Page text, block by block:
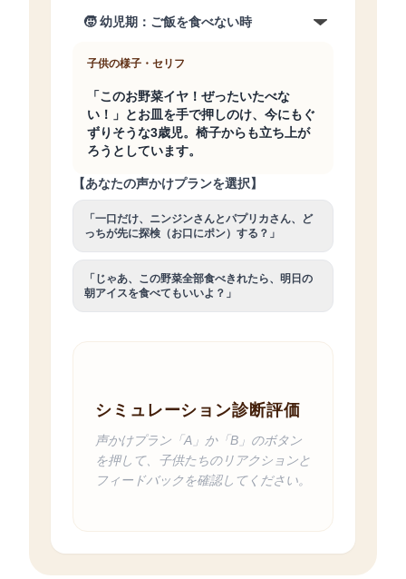
子供の様子・セリフ
「このお野菜イヤ！ぜったいたべな
い！」とお皿を手で押しのけ、今にもぐ
ずりそうな3歳児。椅子からも立ち上が
ろうとしています。
【あなたの声かけプランを選択】
「一口だけ、ニンジンさんとパプリカさん、ど
っちが先に探検（お口にポン）する？」
「じゃあ、この野菜全部食べきれたら、明日の
朝アイスを食べてもいいよ？」
シミュレーション診断評価
声かけプラン「A」か「B」のボタン
を押して、子供たちのリアクションと
フィードバックを確認してください。